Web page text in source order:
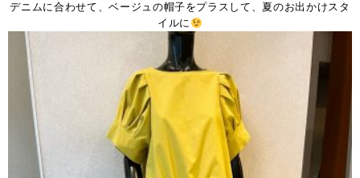
デニムに合わせて、ベージュの帽子をプラスして、夏のお出かけスタ
イルに